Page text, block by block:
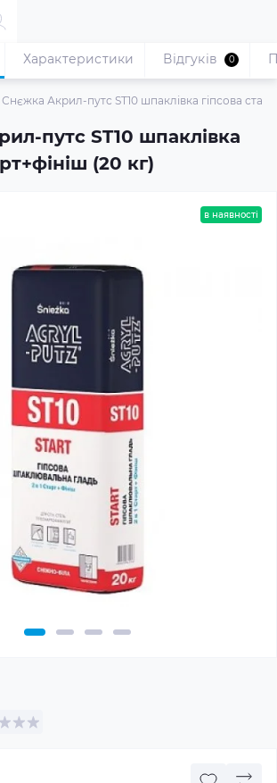
Снєжка Акрил-путс ST10 шпаклівка гіпсова
путс ST10 шпаклівка
(20 кг)
Характеристики Відгуків 0
в наявності